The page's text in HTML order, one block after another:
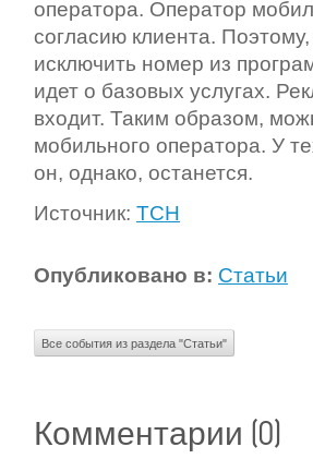
оператора. Оператор
согласию клиента.
исключить номер из
идет о базовых услугах.
входит. Таким образом,
мобильного оператора. У
он, однако, останется.
Источник: ТСН
Опубликовано в: Статьи
Все события из раздела "Статьи"
Комментарии (0)